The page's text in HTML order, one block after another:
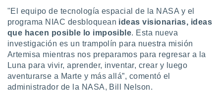
de
un
o acceder
datos
"El equipo de tecnología espacial de la NASA y el
programa NIAC desbloquean ideas visionarias, ideas
que hacen posible lo imposible. Esta nueva
investigación es un trampolín para nuestra misión
Artemisa mientras nos preparamos para regresar a la
Luna para vivir, aprender, inventar, crear y luego
aventurarse a Marte y más allá”, comentó el
administrador de la NASA, Bill Nelson.